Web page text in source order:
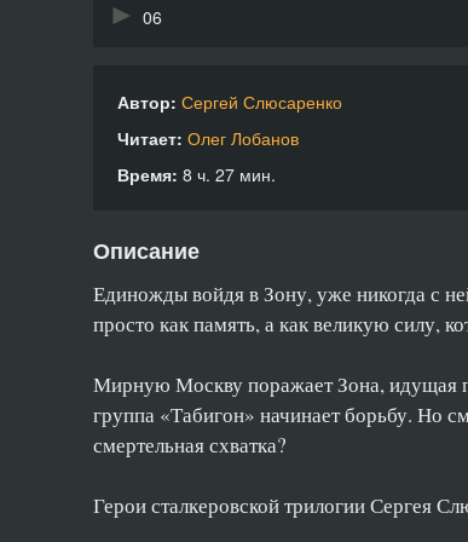
06
08
11
12
14
15
16
Автор: Сергей Слюсаренко
Читает: Олег Лобанов
Время: 8 ч. 27 мин.
Описание
Единожды войдя в Зону, уже никогда с
просто как память, а как великую силу,
Мирную Москву поражает Зона, идущая
группа «Табигон» начинает борьбу. Но
смертельная схватка?
Герои сталкеровской трилогии Сергея